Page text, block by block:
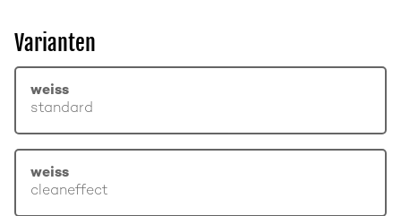
Varianten
weiss
standard
weiss
cleaneffect